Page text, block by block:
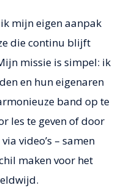
mijn eigen aanpak
die continu blijft
missie is simpel: ik
en hun eigenaren
band op te
les te gevenof door
video’s – samen
maken voor het